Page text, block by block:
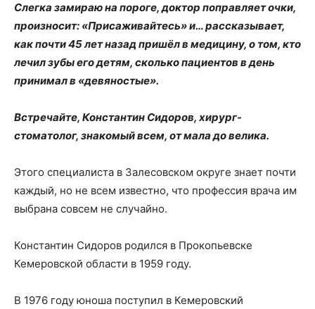
Слегка замираю на пороге, доктор поправляет очки,
произносит: «Присаживайтесь» и… рассказывает,
как почти 45 лет назад пришёл в медицину, о том, кто
лечил зубы его детям, сколько пациентов в день
принимал в «девяностые».
Встречайте, Константин Сидоров, хирург-
стоматолог, знакомый всем, от мала до велика.
Этого специалиста в Залесовском округе знает почти
каждый, но не всем известно, что профессия врача им
выбрана совсем не случайно.
Константин Сидоров родился в Прокопьевске
Кемеровской области в 1959 году.
В 1976 году юноша поступил в Кемеровский